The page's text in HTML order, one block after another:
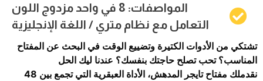
المواصفات: 8 في واحد مزدوج اللون
التعامل مع نظام متري / اللغة الإنجليزية
تشتكي من الأدوات الكتيرة وتضييع الوقت في البحث عن المفتاح
المناسب؟ تحب تصلح حاجتك بنفسك؟ عندنا ليك الحل
نقدملك مفتاح تايجر المدهش، الأداة العبقرية التي تجمع بين 48